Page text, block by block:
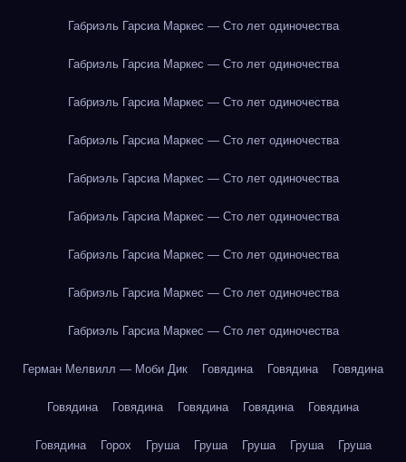
Габриэль Гарсиа Маркес — Сто лет одиночества
Габриэль Гарсиа Маркес — Сто лет одиночества
Габриэль Гарсиа Маркес — Сто лет одиночества
Габриэль Гарсиа Маркес — Сто лет одиночества
Габриэль Гарсиа Маркес — Сто лет одиночества
Габриэль Гарсиа Маркес — Сто лет одиночества
Габриэль Гарсиа Маркес — Сто лет одиночества
Габриэль Гарсиа Маркес — Сто лет одиночества
Габриэль Гарсиа Маркес — Сто лет одиночества
Герман Мелвилл — Моби Дик Говядина Говядина Говядина
Говядина Говядина Говядина Говядина Говядина
Говядина Горох Груша Груша Груша Груша Груша